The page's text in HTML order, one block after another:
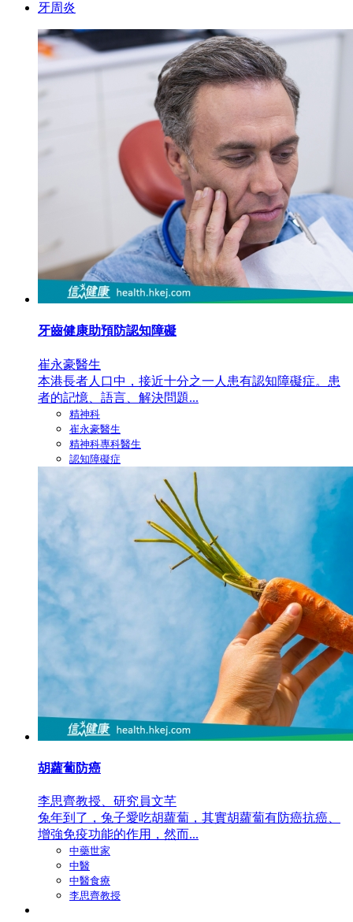
牙周炎
牙齒健康助預防認知障礙
崔永豪醫生
本港長者人口中，接近十分之一人患有認知障礙症。患
者的記憶、語言、解決問題...
精神科
崔永豪醫生
精神科專科醫生
認知障礙症
胡蘿蔔防癌
李思齊教授、研究員文芊
兔年到了，兔子愛吃胡蘿蔔，其實胡蘿蔔有防癌抗癌、
增強免疫功能的作用，然而...
中藥世家
中醫
中醫食療
李思齊教授